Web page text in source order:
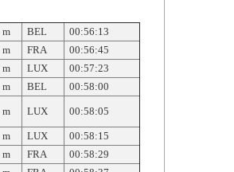
m BEL
00:56:13
m FRA
00:56:45
m LUX
00:57:23
m BEL 00:58:00
m LUX 00:58:05
m LUX
00:58:15
m FRA
00:58:29